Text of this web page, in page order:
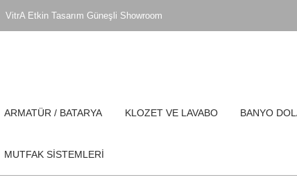
VitrA Etkin Tasarım Güneşli Showroom
ARMATÜR / BATARYA KLOZET VE LAVABO BANYO
MUTFAK SİSTEMLERİ